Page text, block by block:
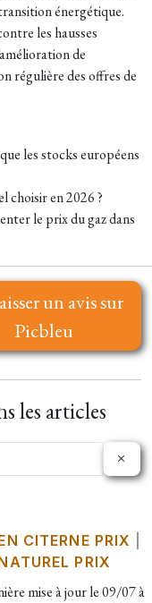
énergétique.
les hausses
de
régulière des offres de
les stocks européens
choisir en 2026 ?
le prix du gaz dans
un avis sur
Picbleu
les articles
CITERNE PRIX
PRIX
mise à jour le09/07 à